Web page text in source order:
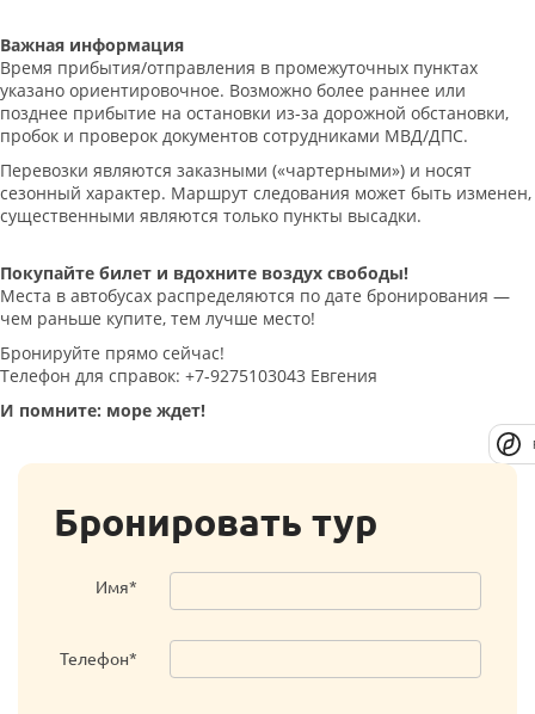
Важная информация
Время прибытия/отправления в промежуточных пунктах
указано ориентировочное. Возможно более раннее или
позднее прибытие на остановки из-за дорожной обстановки,
пробок и проверок документов сотрудниками МВД/ДПС.
Перевозки являются заказными («чартерными») и носят
сезонный характер. Маршрут следования может быть изменен,
существенными являются только пункты высадки.
Покупайте билет и вдохните воздух свободы!
Места в автобусах распределяются по дате бронирования —
чем раньше купите, тем лучше место!
Бронируйте прямо сейчас!
Телефон для справок: +7-9275103043 Евгения
И помните: море ждет!
Бронировать тур
Имя*
Телефон*